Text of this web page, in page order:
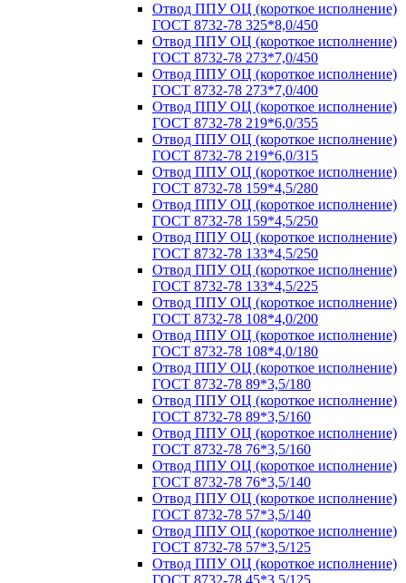
Отвод ППУ ОЦ (короткое исполнение)
ГОСТ 8732-78 325*8,0/450
Отвод ППУ ОЦ (короткое исполнение)
ГОСТ 8732-78 273*7,0/450
Отвод ППУ ОЦ (короткое исполнение)
ГОСТ 8732-78 273*7,0/400
Отвод ППУ ОЦ (короткое исполнение)
ГОСТ 8732-78 219*6,0/355
Отвод ППУ ОЦ (короткое исполнение)
ГОСТ 8732-78 219*6,0/315
Отвод ППУ ОЦ (короткое исполнение)
ГОСТ 8732-78 159*4,5/280
Отвод ППУ ОЦ (короткое исполнение)
ГОСТ 8732-78 159*4,5/250
Отвод ППУ ОЦ (короткое исполнение)
ГОСТ 8732-78 133*4,5/250
Отвод ППУ ОЦ (короткое исполнение)
ГОСТ 8732-78 133*4,5/225
Отвод ППУ ОЦ (короткое исполнение)
ГОСТ 8732-78 108*4,0/200
Отвод ППУ ОЦ (короткое исполнение)
ГОСТ 8732-78 108*4,0/180
Отвод ППУ ОЦ (короткое исполнение)
ГОСТ 8732-78 89*3,5/180
Отвод ППУ ОЦ (короткое исполнение)
ГОСТ 8732-78 89*3,5/160
Отвод ППУ ОЦ (короткое исполнение)
ГОСТ 8732-78 76*3,5/160
Отвод ППУ ОЦ (короткое исполнение)
ГОСТ 8732-78 76*3,5/140
Отвод ППУ ОЦ (короткое исполнение)
ГОСТ 8732-78 57*3,5/140
Отвод ППУ ОЦ (короткое исполнение)
ГОСТ 8732-78 57*3,5/125
Отвод ППУ ОЦ (короткое исполнение)
ГОСТ 8732-78 45*3,5/125